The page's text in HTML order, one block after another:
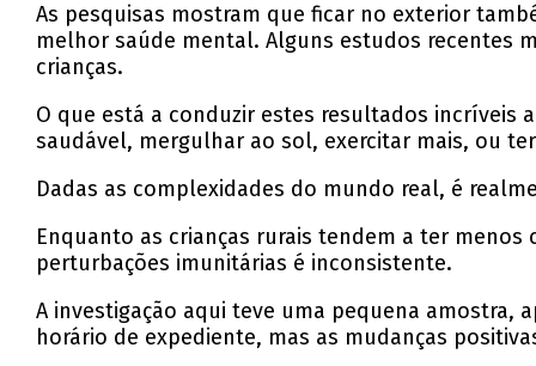
As pesquisas mostram que ficar no exterior
melhor saúde mental. Alguns estudos recentes
crianças.
O que está a conduzir estes resultados incríveis
saudável, mergulhar ao sol, exercitar mais, ou
Dadas as complexidades do mundo real, é
Enquanto as crianças rurais tendem a ter
perturbações imunitárias é inconsistente.
A investigação aqui teve uma pequena amostra,
horário de expediente, mas as mudanças